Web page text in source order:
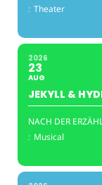
: Theater
2026
23
AUG
JEKYLL &
NACH DER
: Musical